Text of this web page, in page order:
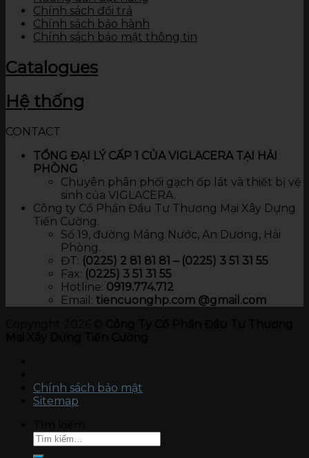
Chính sách đổi trả
Chính sách bảo hành
Chính sách bảo mật thông tin
Catalogues
Hệ thống
CONTACT
TỔNG ĐẠI LÝ CẤP 1 CỦA VIGLACERA TẠI HẢI
PHÒNG
Chuyên phân phối gạch ốp lát và thiết bị vệ
sinh của VIGLACERA.
Công ty Cổ Phần Đầu Tư Thương Mại Xây Dựng
Tiến Cường.
Số 19, đường Máng Nước, An Dương, Hải
Phòng.
ĐT: (0225) 2 81 81 81 – (0225) 3 51 31 55
Fax: (0225) 3 51 31 55
Hotline: 0919.774.712​
Email: tiencuonghp.com @gmail.com
Chính sách bảo mật
Sitemap